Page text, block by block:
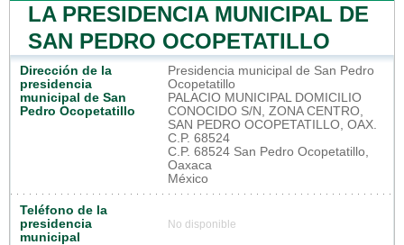
LA PRESIDENCIA MUNICIPAL DE
SAN PEDRO OCOPETATILLO
Dirección de la
presidencia
municipal de San
Pedro Ocopetatillo
Presidencia municipal de San Pedro
Ocopetatillo
PALACIO MUNICIPAL DOMICILIO
CONOCIDO S/N, ZONA CENTRO,
SAN PEDRO OCOPETATILLO, OAX.
C.P. 68524
C.P. 68524 San Pedro Ocopetatillo,
Oaxaca
México
Teléfono de la
presidencia
municipal
No disponible